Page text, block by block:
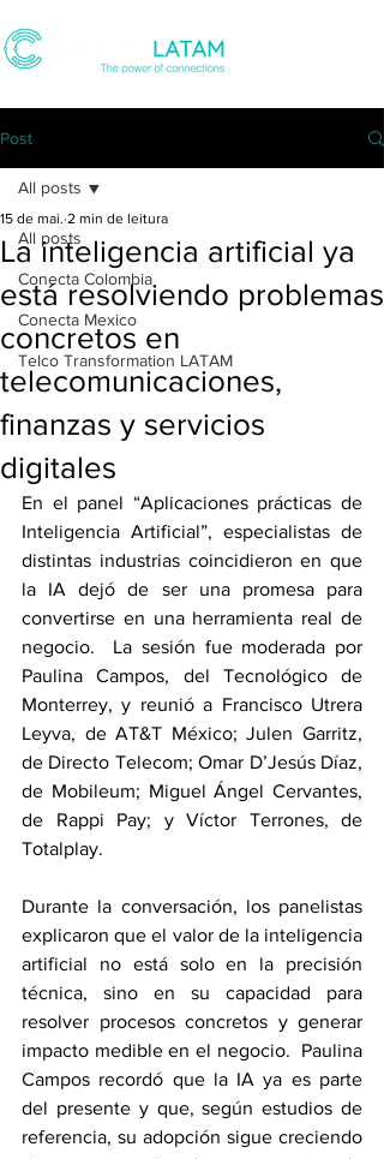
Post
All posts
Conecta Colombia
Conecta Mexico
Telco Transformation LATAM
All posts
La inteligencia artificial ya
está resolviendo problemas
concretos en
telecomunicaciones,
finanzas y servicios
digitales
15 de mai. 2 min de leitura
En el panel “Aplicaciones prácticas de
Inteligencia Artificial”, especialistas de
distintas industrias coincidieron en que
la IA dejó de ser una promesa para
convertirse en una herramienta real de
negocio.  La sesión fue moderada por
Paulina Campos, del Tecnológico de
Monterrey, y reunió a Francisco Utrera
Leyva, de AT&T México; Julen Garritz,
de Directo Telecom; Omar D’Jesús Díaz,
de Mobileum; Miguel Ángel Cervantes,
de Rappi Pay; y Víctor Terrones, de
Totalplay.
Durante la conversación, los panelistas
explicaron que el valor de la inteligencia
artificial no está solo en la precisión
técnica, sino en su capacidad para
resolver procesos concretos y generar
impacto medible en el negocio.  Paulina
Campos recordó que la IA ya es parte
del presente y que, según estudios de
referencia, su adopción sigue creciendo